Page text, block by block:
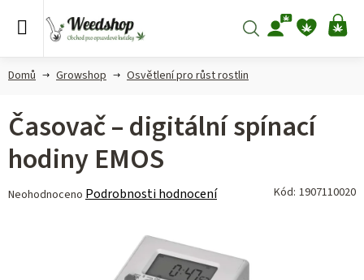
Hledat
Domů Growshop Osvětlení pro růst rostlin
Časovač – digitální spínací
hodiny EMOS
Průměrné
Neohodnoceno Podrobnosti hodnocení Kód: 1907110020